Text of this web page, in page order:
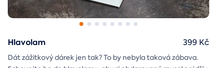
Hlavolam
Dát zážitkový dárek jen tak? To by nebyla taková zábava.
399 Kč